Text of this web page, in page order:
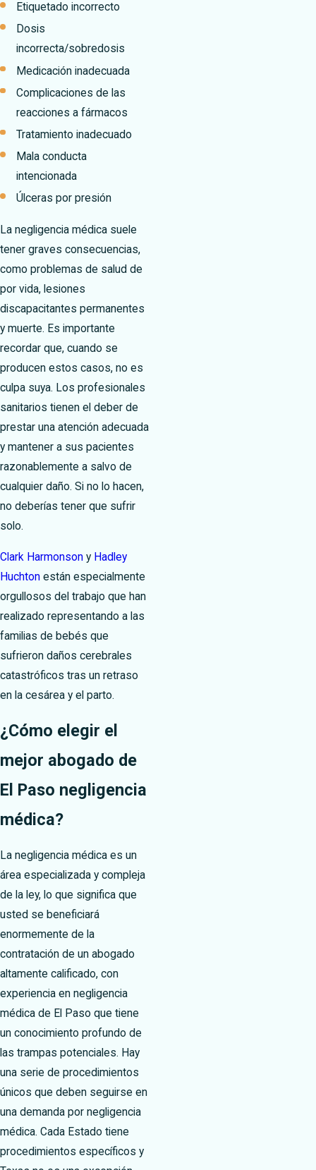
Etiquetado incorrecto
Dosis
incorrecta/sobredosis
Medicación inadecuada
Complicaciones de las
reacciones a fármacos
Tratamiento inadecuado
Mala conducta
intencionada
Úlceras por presión
La negligencia médica suele
tener graves consecuencias,
como problemas de salud de
por vida, lesiones
discapacitantes permanentes
y muerte. Es importante
recordar que, cuando se
producen estos casos, no es
culpa suya. Los profesionales
sanitarios tienen el deber de
prestar una atención adecuada
y mantener a sus pacientes
razonablemente a salvo de
cualquier daño. Si no lo hacen,
no deberías tener que sufrir
solo.
Clark Harmonson y Hadley
Huchton están especialmente
orgullosos del trabajo que han
realizado representando a las
familias de bebés que
sufrieron daños cerebrales
catastróficos tras un retraso
en la cesárea y el parto.
¿Cómo elegir el
mejor abogado de
El Paso negligencia
médica?
La negligencia médica es un
área especializada y compleja
de la ley, lo que significa que
usted se beneficiará
enormemente de la
contratación de un abogado
altamente calificado, con
experiencia en negligencia
médica de El Paso que tiene
un conocimiento profundo de
las trampas potenciales. Hay
una serie de procedimientos
únicos que deben seguirse en
una demanda por negligencia
médica. Cada Estado tiene
procedimientos específicos y